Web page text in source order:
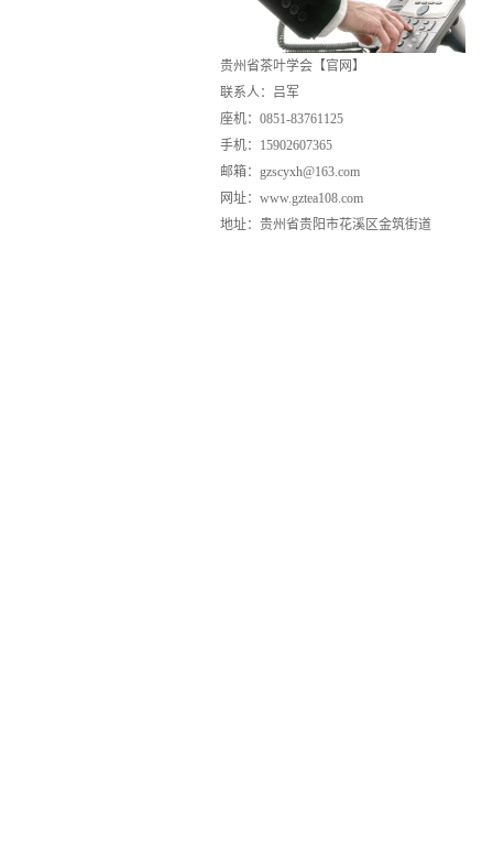
贵州省茶叶学会【官网】
联系人：吕军
座机：0851-83761125
手机：15902607365
邮箱：gzscyxh@163.com
网址：www.gztea108.com
地址：贵州省贵阳市花溪区金筑街道